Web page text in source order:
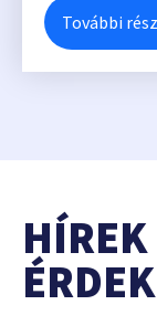
További
HÍREK